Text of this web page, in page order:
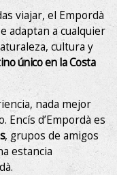
viajar, el Empordà
adaptan a cualquier
cultura y
único en la Costa
nada mejor
Encís d’Empordà es
, grupos de amigos
estancia